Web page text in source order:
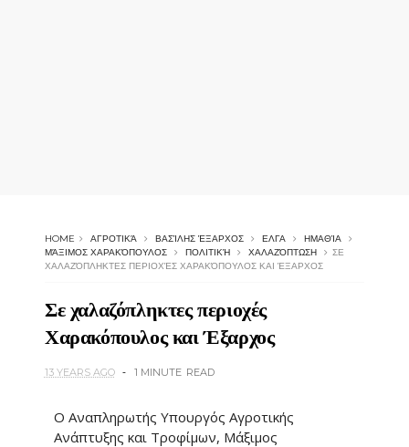
HOME ΑΓΡΟΤΙΚΆ ΒΑΣΊΛΗΣ ΈΞΑΡΧΟΣ ΕΛΓΑ
ΗΜΑΘΊΑ
ΜΆΞΙΜΟΣ ΧΑΡΑΚΌΠΟΥΛΟΣ
ΠΟΛΙΤΙΚΉ ΧΑΛΑΖΌΠΤΩΣΗ
ΣΕ
ΧΑΛΑΖΌΠΛΗΚΤΕΣ ΠΕΡΙΟΧΈΣ ΧΑΡΑΚΌΠΟΥΛΟΣ ΚΑΙ ΈΞΑΡΧΟΣ
Σε χαλαζόπληκτες περιοχές
Χαρακόπουλος και Έξαρχος
13 YEARS AGO 1 MINUTE READ
Ο Αναπληρωτής Υπουργός Αγροτικής
Ανάπτυξης και Τροφίμων, Μάξιμος